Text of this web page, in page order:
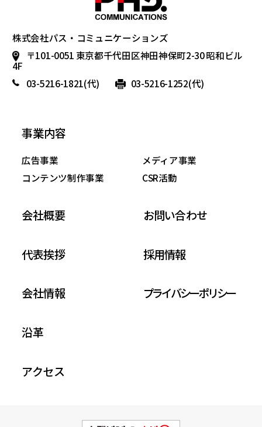
株式会社パス・コミュニケーションズ
〒101-0051 東京都千代田区神田神保町2-30 昭和ビル
4F
03-5216-1821(代) 03-5216-1252(代)
事業内容
広告事業
メディア事業
コンテンツ制作事業
CSR活動
会社概要
代表挨拶
会社情報
沿革
アクセス
お問い合わせ
採用情報
プライバシーポリシー